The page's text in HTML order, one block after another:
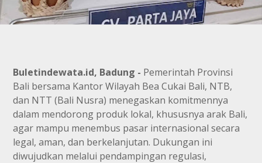
Buletindewata.id, Badung - Pemerintah Provinsi
Bali bersama Kantor Wilayah Bea Cukai Bali, NTB,
dan NTT (Bali Nusra) menegaskan komitmennya
dalam mendorong produk lokal, khususnya arak Bali,
agar mampu menembus pasar internasional secara
legal, aman, dan berkelanjutan. Dukungan ini
diwujudkan melalui pendampingan regulasi,